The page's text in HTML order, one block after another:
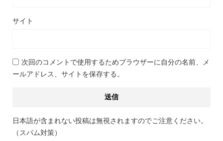
サイト
次回のコメントで使用するためブラウザーに自分の名前、メ
ールアドレス、サイトを保存する。
日本語が含まれない投稿は無視されますのでご注意ください。
（スパム対策）